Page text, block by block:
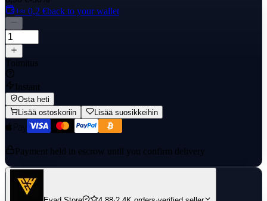
+≈ 0,2 €back to your wallet
Toimitus
Instant
Osta heti
Lisää ostoskoriin
Lisää suosikkeihin
Payment held in escrow until you confirm delivery